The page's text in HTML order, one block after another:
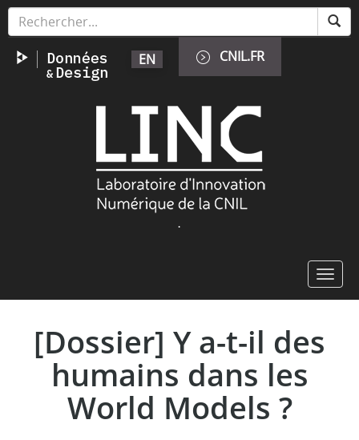
Aller
principal
EN CNIL.FR
.
[Dossier] Y a-t-il des
humains dans les
World Models ?
Panneau de gestion des cookies